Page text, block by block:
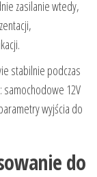
zasilanie wtedy,
stabilnie podczas
samochodowe 12V
wyjścia do
do